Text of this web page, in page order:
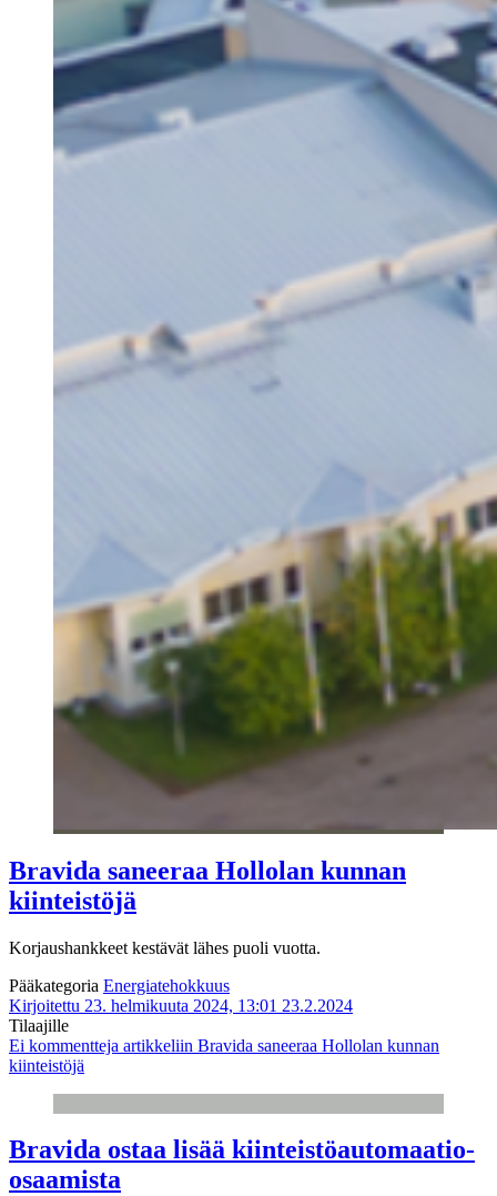
Bravida saneeraa Hollolan kunnan
kiinteistöjä
Korjaushankkeet kestävät lähes puoli vuotta.
Pääkategoria Energiatehokkuus
Kirjoitettu 23. helmikuuta 2024, 13:01 23.2.2024
Tilaajille
Ei kommentteja artikkeliin Bravida saneeraa Hollolan kunnan
kiinteistöjä
Bravida ostaa lisää kiinteistöautomaatio-
osaamista